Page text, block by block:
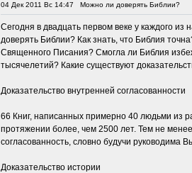
04 Дек 2011 Вс 14:47 Можно ли доверять Библии?
Сегодня в двадцать первом веке у каждого
доверять Библии? Как знать, что Библия
Священного Писания? Смогла ли Библия
тысячелетий? Какие существуют
Доказательство внутренней согласованности
66 Книг, написанных примерно 40 людьми из
протяжении более, чем 2500 лет. Тем не
согласованность, словно будучи руководима
Доказательство истории